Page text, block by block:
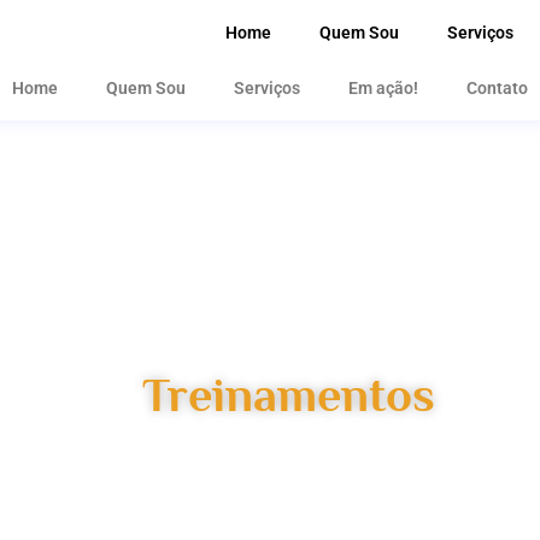
Home Quem Sou Serviços
Home Quem Sou Serviços Em ação! Contato
Treinamentos